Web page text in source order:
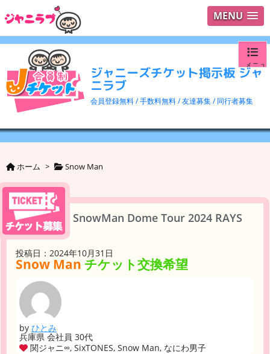
MENU
ジャニーズチケット掲示板 ジャ
ニラブ
会員登録無料 / 手数料無料 / 友達募集 / 同行者募集
メニュ
ログイ
ユーザ
ホーム > Snow Man
SnowMan Dome Tour 2024 RAYS
投稿日：2024年10月31日
Snow Man チケット交換希望
by ひとみ
兵庫県 会社員 30代
関ジャニ∞, SixTONES, Snow Man, なにわ男子